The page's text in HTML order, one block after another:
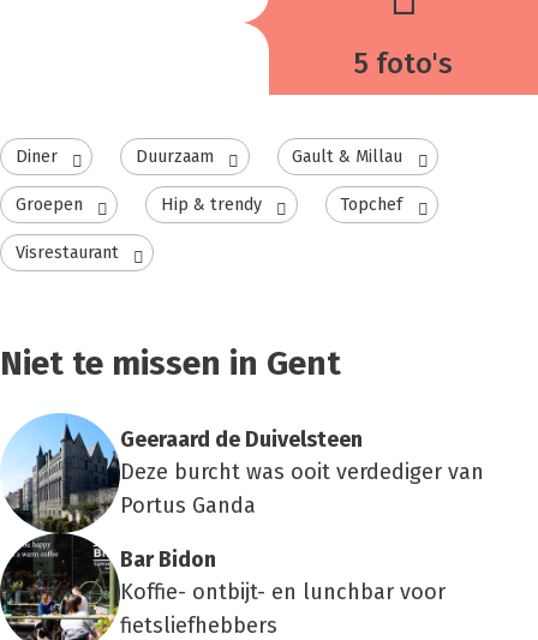
5 foto's
Diner Duurzaam Gault & Millau
Groepen Hip & trendy Topchef
Visrestaurant
Niet te missen in Gent
Geer­aard de Dui­vel­steen
Deze burcht was ooit verdediger van
Portus Ganda
Bar Bidon
Koffie- ontbijt- en lunchbar voor
fietsliefhebbers